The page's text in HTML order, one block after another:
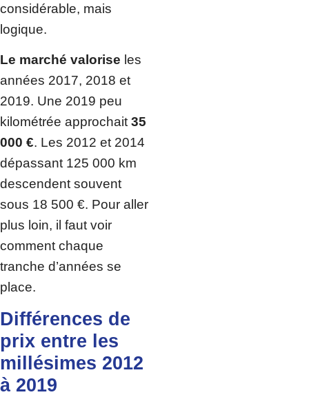
considérable, mais
logique.
Le marché valorise les
années 2017, 2018 et
2019. Une 2019 peu
kilométrée approchait 35
000 €. Les 2012 et 2014
dépassant 125 000 km
descendent souvent
sous 18 500 €. Pour aller
plus loin, il faut voir
comment chaque
tranche d’années se
place.
Différences de
prix entre les
millésimes 2012
à 2019